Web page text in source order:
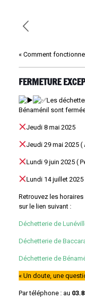
« Comment
FERMETURE
Les
Bénaménil sont
Jeudi 8 mai 2025
Jeudi 29 mai 2025
Lundi 9 juin 2025 (
Lundi 14 juillet
Retrouvez les
sur le lien suivant :
Déchetterie de
Déchetterie de
Déchetterie de
« Un doute, une
Par téléphone : au